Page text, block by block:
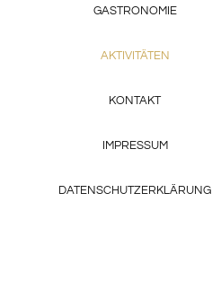
GASTRONOMIE
AKTIVITÄTEN
KONTAKT
IMPRESSUM
DATENSCHUTZERKLÄRUNG